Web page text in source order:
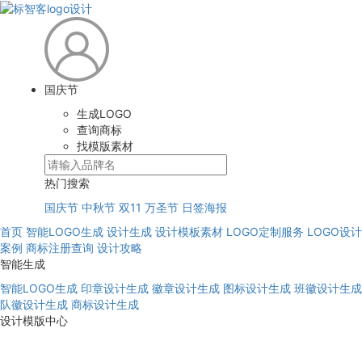
国庆节
生成LOGO
查询商标
找模版素材
热门搜索
国庆节 中秋节 双11 万圣节 日签海报
首页 智能LOGO生成 设计生成 设计模板素材 LOGO定制服务 LOGO设计
案例 商标注册查询 设计攻略
智能生成
智能LOGO生成 印章设计生成 徽章设计生成 图标设计生成 班徽设计生成
队徽设计生成 商标设计生成
设计模版中心